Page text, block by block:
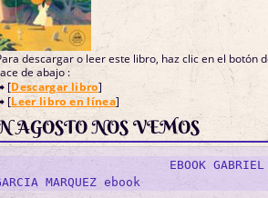
descargar o leer este libro, haz clic en el botón
de abajo :
➡ [Descargar libro]
➡ [Leer libro en línea]
AGOSTO NOS VEMOS
EBOOK GABRIEL